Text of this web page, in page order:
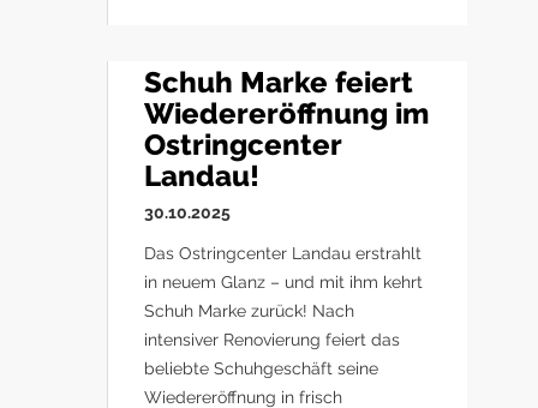
Schuh Marke feiert
Wiedereröffnung im
Ostringcenter
Landau!
30.10.2025
Das Ostringcenter Landau erstrahlt
in neuem Glanz – und mit ihm kehrt
Schuh Marke zurück! Nach
intensiver Renovierung feiert das
beliebte Schuhgeschäft seine
Wiedereröffnung in frisch